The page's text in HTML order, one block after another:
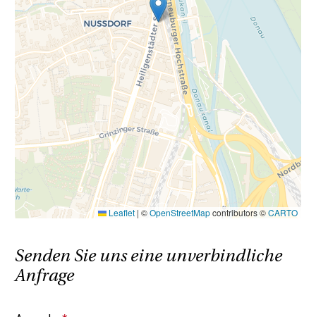
angeboten!
Renderings: Symbolbilder (c) bildraum.at
Wir weisen darauf hin, dass zwischen dem
Vermittler und dem zu vermittelnden Dritten
ein familiäres oder wirtschaftliches
Naheverhältnis besteht.
Der Vermittler ist als Doppelmakler tätig.
Leaflet | ©OpenStreetMapcontributors ©CARTO
Senden Sie uns eine unverbindliche
Anfrage